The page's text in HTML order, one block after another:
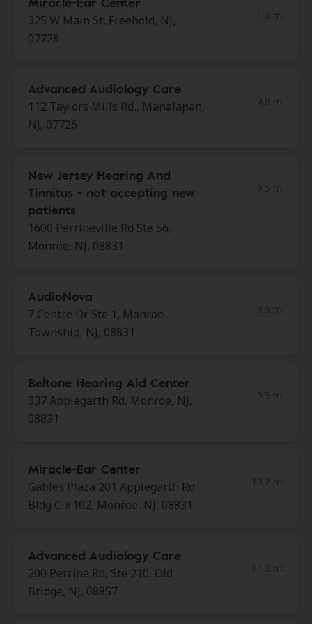
325 W Main St, Freehold, NJ,
07728
Advanced Audiology Care
112 Taylors Mills Rd,, Manalapan,
NJ, 07726
New Jersey Hearing And
Tinnitus - not accepting new
patients
1600 Perrineville Rd Ste 56,
Monroe, NJ, 08831
AudioNova
7 Centre Dr Ste 1, Monroe
Township, NJ, 08831
Beltone Hearing Aid Center
337 Applegarth Rd, Monroe, NJ,
08831
Miracle-Ear Center
Gables Plaza 201 Applegarth Rd
Bldg C #102, Monroe, NJ, 08831
Advanced Audiology Care
200 Perrine Rd, Ste 210, Old
Bridge, NJ, 08857